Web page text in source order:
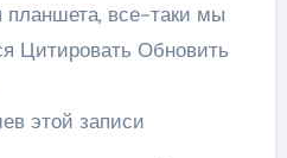
планшета, все-таки мы
Цитировать Обновить
этой записи